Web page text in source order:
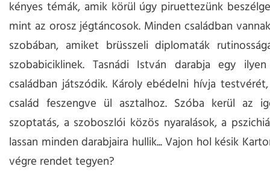
kényes témák, amik körül úgy piruettezünk
mint az orosz jégtáncosok. Minden családban
szobában, amiket brüsszeli diplomaták
szobabiciklinek. Tasnádi István darabja egy
családban játszódik. Károly ebédelni hívja
család feszengve ül asztalhoz. Szóba kerül az
szoptatás, a szoboszlói közös nyaralások, a
lassan minden darabjaira hullik... Vajon hol késik
végre rendet tegyen?